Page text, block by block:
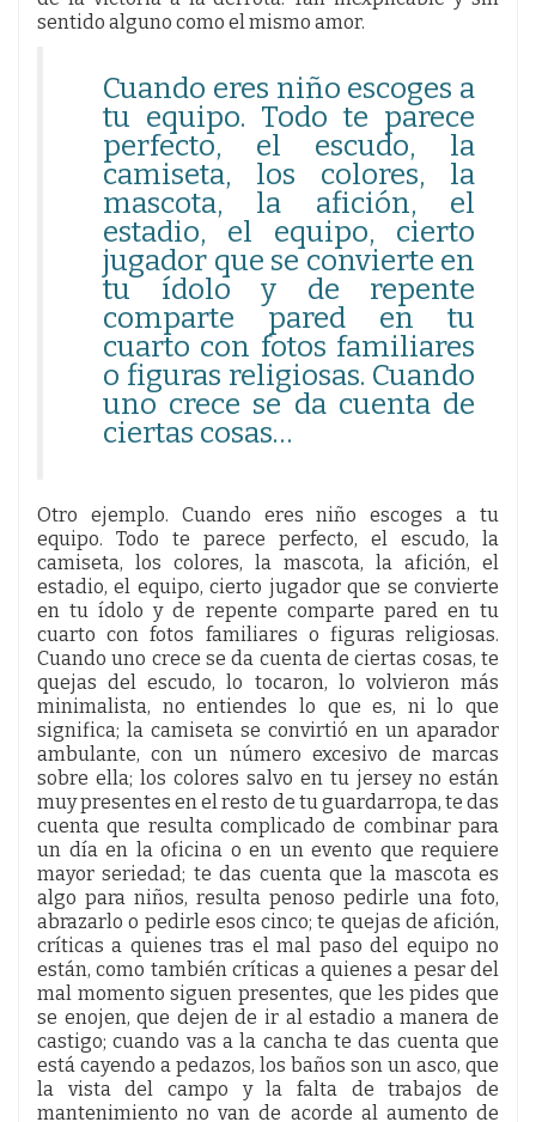
sentido alguno como el mismo amor.
Cuando eres niño escoges a
tu equipo. Todo te parece
perfecto, el escudo, la
camiseta, los colores, la
mascota, la afición, el
estadio, el equipo, cierto
jugador que se convierte en
tu ídolo y de repente
comparte pared en tu
cuarto con fotos familiares
o figuras religiosas. Cuando
uno crece se da cuenta de
ciertas cosas…
Otro ejemplo. Cuando eres niño escoges a tu
equipo. Todo te parece perfecto, el escudo, la
camiseta, los colores, la mascota, la afición, el
estadio, el equipo, cierto jugador que se convierte
en tu ídolo y de repente comparte pared en tu
cuarto con fotos familiares o figuras religiosas.
Cuando uno crece se da cuenta de ciertas cosas, te
quejas del escudo, lo tocaron, lo volvieron más
minimalista, no entiendes lo que es, ni lo que
significa; la camiseta se convirtió en un aparador
ambulante, con un número excesivo de marcas
sobre ella; los colores salvo en tu jersey no están
muy presentes en el resto de tu guardarropa, te das
cuenta que resulta complicado de combinar para
un día en la oficina o en un evento que requiere
mayor seriedad; te das cuenta que la mascota es
algo para niños, resulta penoso pedirle una foto,
abrazarlo o pedirle esos cinco; te quejas de afición,
críticas a quienes tras el mal paso del equipo no
están, como también críticas a quienes a pesar del
mal momento siguen presentes, que les pides que
se enojen, que dejen de ir al estadio a manera de
castigo; cuando vas a la cancha te das cuenta que
está cayendo a pedazos, los baños son un asco, que
la vista del campo y la falta de trabajos de
mantenimiento no van de acorde al aumento de